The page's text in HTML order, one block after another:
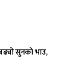
सुनको भाउ,